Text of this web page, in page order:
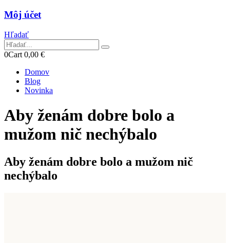
Môj účet
Hľadať
0Cart 0,00 €
Domov
Blog
Novinka
Aby ženám dobre bolo a
mužom nič nechýbalo
Aby ženám dobre bolo a mužom nič
nechýbalo